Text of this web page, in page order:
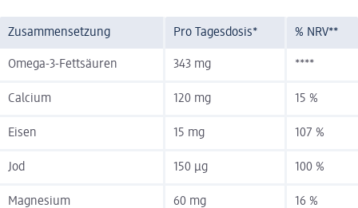
Zusammensetzung Pro Tagesdosis* % NRV**
Omega-3-Fettsäuren 343 mg ****
Calcium 120 mg 15 %
Eisen 15 mg 107 %
Jod 150 µg 100 %
Magnesium 60 mg 16 %